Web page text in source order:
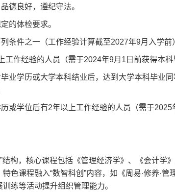
德良好，遵纪守法。
的体检要求。
条件之一（工作经验计算截至2027年9月入学前
工作经验的人员（需于2024年9月1日前获得本科
业学历或大学本科结业后，达到大学本科毕业
或学位后有2年以上工作经验的人员（需于2025
结构，核心课程包括《管理经济学》、《会计学
色课程融入“数智科创”内容，如《周易·修养·
练等活动提升组织管理能力。